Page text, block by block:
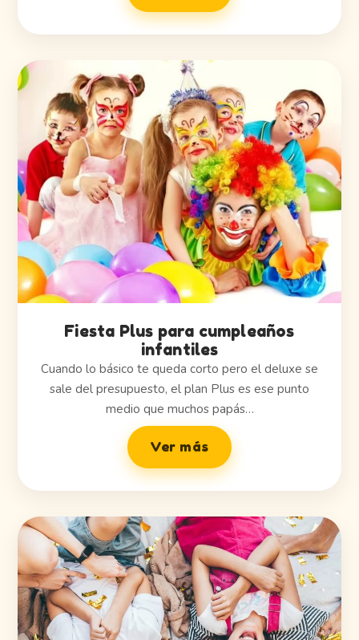
Fiesta Plus para cumpleaños
infantiles
Cuando lo básico te queda corto pero el deluxe se
sale del presupuesto, el plan Plus es ese punto
medio que muchos papás…
Ver más